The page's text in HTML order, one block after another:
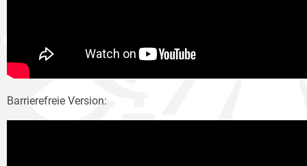
Barrierefreie Version: